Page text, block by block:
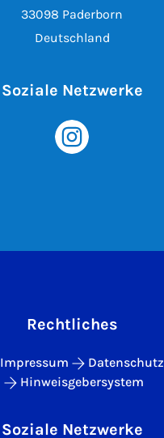
33098 Paderborn
Deutschland
Soziale Netzwerke
Rechtliches
Impressum
Datenschutz
Hinweisgebersystem
Soziale Netzwerke